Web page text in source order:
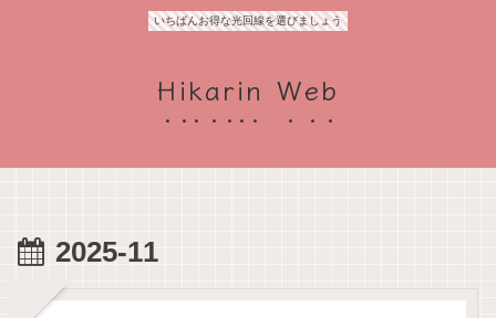
いちばんお得な光回線を選びましょう
Hikarin Web
2025-11